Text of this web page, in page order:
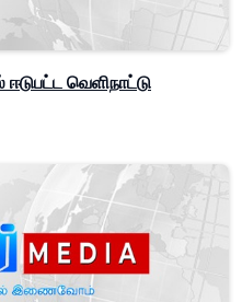
வெளிநாட்டு